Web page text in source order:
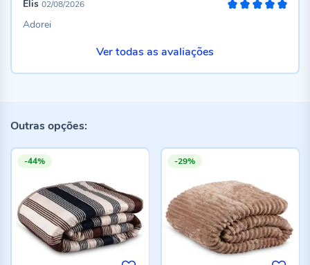
Elis 02/08/2026
Adorei
Ver todas as avaliações
Outras opções:
-44% -29%